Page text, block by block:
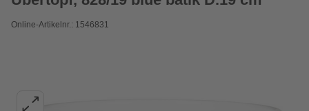
Online-Artikelnr.: 1546831